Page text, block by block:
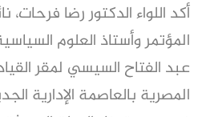
أكد اللواء الدكتور رضا
المؤتمر وأستاذ العلوم
عبد الفتاح السيسي لمقر
المصرية بالعاصمة الإدارية